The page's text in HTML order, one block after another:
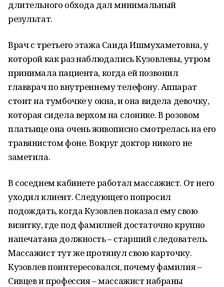
длительного обхода дал минимальный
результат.
Врач с третьего этажа Саида Ишмухаметовна, у
которой как раз наблюдались Кузовлевы, утром
принимала пациента, когда ей позвонил
главврач по внутреннему телефону. Аппарат
стоит на тумбочке у окна, и она видела девочку,
которая сидела верхом на слонике. В розовом
платьице она очень живописно смотрелась на его
травянистом фоне. Вокруг доктор никого не
заметила.
В соседнем кабинете работал массажист. От него
уходил клиент. Следующего попросил
подождать, когда Кузовлев показал ему свою
визитку, где под фамилией достаточно крупно
напечатана должность – старший следователь.
Массажист тут же протянул свою карточку.
Кузовлев поинтересовался, почему фамилия –
Сивцев и профессия – массажист набраны